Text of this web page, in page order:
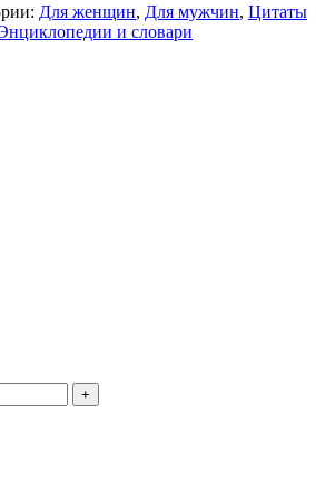
Для женщин, Для мужчин, Цитаты
и словари
+